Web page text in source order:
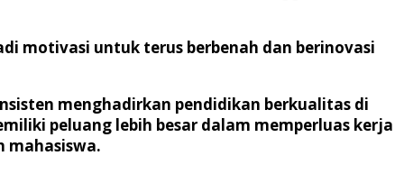
motivasi untuk terus berbenah dan berinovasi
menghadirkan pendidikan berkualitas di
peluang lebih besar dalam memperluas kerja
mahasiswa.